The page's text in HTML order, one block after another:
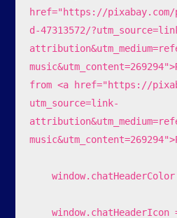
href="https://
d-47313572/
from <a href="https://
utm_source=link-
    window.chatHeaderColor = '#1e73be';
    window.chatHeaderIcon =